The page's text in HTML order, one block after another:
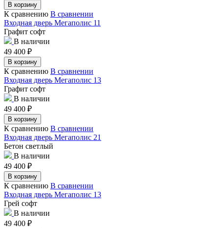
В корзину
К сравнению В сравнении
Входная дверь Мегаполис 11
Графит софт
В наличии
49 400 ₽
В корзину
К сравнению В сравнении
Входная дверь Мегаполис 13
Графит софт
В наличии
49 400 ₽
В корзину
К сравнению В сравнении
Входная дверь Мегаполис 21
Бетон светлый
В наличии
49 400 ₽
В корзину
К сравнению В сравнении
Входная дверь Мегаполис 13
Грей софт
В наличии
49 400 ₽